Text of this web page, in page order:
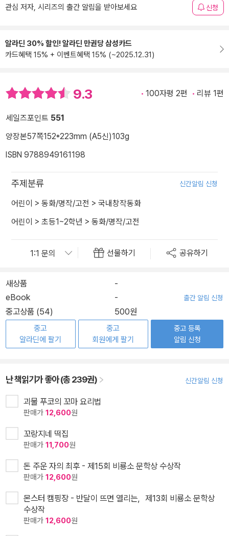
관심 저자, 시리즈의 출간 알림을 받아보세요 신청
알라딘 30% 할인! 알라딘 만권당 삼성카드
카드혜택 15% + 이벤트혜택 15% (~2025.12.31)
9.3 100자평 2편 리뷰 1편
세일즈포인트 551
양장본57쪽152*223mm (A5신)103g
ISBN 9788949161198
주제분류 신간알림 신청
어린이 > 동화/명작/고전 > 국내창작동화
어린이 > 초등1~2학년 > 동화/명작/고전
선물하기 공유하기
새상품
-
eBook
- 출간 알림 신청
중고상품 (54) 500원
중고
알라딘에 팔기
중고
회원에게 팔기
중고 등록
알림 신청
난 책읽기가 좋아 (총 239권) 신간알림 신청
괴물 푸코의 꼬마 요리법
판매가 12,600원
꼬랑지네 떡집
판매가 11,700원
돈 주운 자의 최후 - 제15회 비룡소 문학상 수상작
판매가 12,600원
몬스터 캠핑장 - 반달이 뜨면 열리는，제13회 비룡소 문학상
수상작
판매가 12,600원